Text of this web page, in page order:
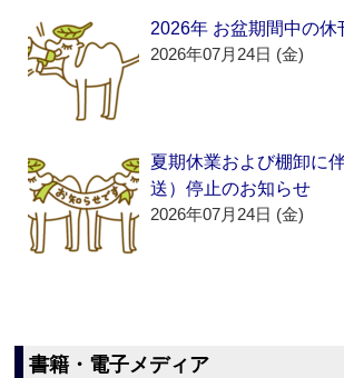
2026年 お盆期間中の休
2026年07月24日 (金)
夏期休業および棚卸に
送）停止のお知らせ
2026年07月24日 (金)
書籍・電子メディア